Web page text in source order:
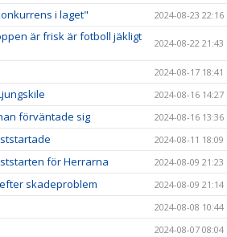
i laget" 2024-08-23 22:16
är frisk är fotboll jäkligt
2024-08-22 21:43
2024-08-17 18:41
2024-08-16 14:27
förväntade sig 2024-08-16 13:36
2024-08-11 18:09
för Herrarna 2024-08-09 21:23
skadeproblem 2024-08-09 21:14
2024-08-08 10:44
2024-08-07 08:04